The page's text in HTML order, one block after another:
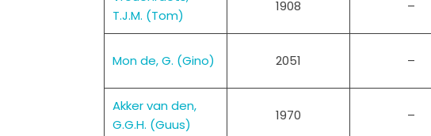
T.J.M. (Tom)
1908 –
Mon de, G. (Gino) 2051 –
Akker van den,
G.G.H. (Guus)
1970 –